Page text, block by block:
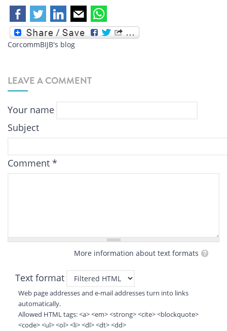
CorcommBIJB's blog
LEAVE A COMMENT
Your name
Subject
Comment *
More information about text formats
Text format
Web page addresses and e-mail addresses turn into links
automatically.
Allowed HTML tags: <a> <em> <strong> <cite> <blockquote>
<code> <ul> <ol> <li> <dl> <dt> <dd>